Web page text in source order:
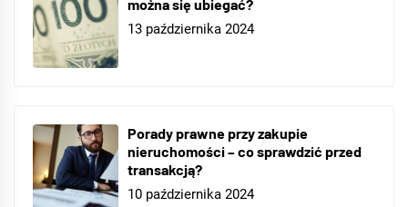
można się ubiegać?
13 października 2024
Porady prawne przy zakupie
nieruchomości – co sprawdzić przed
transakcją?
10 października 2024